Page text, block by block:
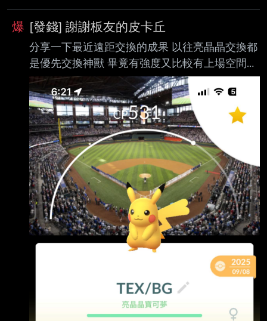
爆 [發錢] 謝謝板友的皮卡丘
分享一下最近遠距交換的成果 以往亮晶晶交換都
是優先交換神獸 畢竟有強度又比較有上場空間
成功換到4*也能脫離刷團戰地獄 不過最近把一些
實用的神獸都陸續弄到4*後，就沒有什麼優先的
對象好換，換也只是提升版 本，異色和背卡的疊
加 交換目標開始往其他蒐集向的寶可夢挑選 前
陣子和美國好友換到條子主場背卡的皮卡丘
https://i.imgur.com/mTe7YrE.jpeg 後來再換到巨
人主場背卡皮卡丘
https://i.imgur.com/FaPFipM.jpeg 之後還有機會
能換到我們Guardians的